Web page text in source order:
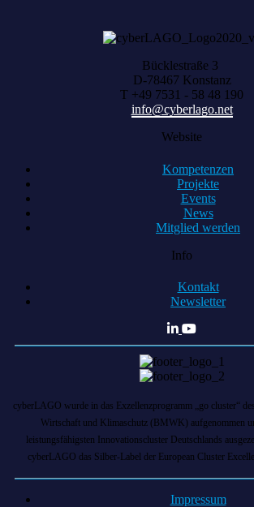
Bücklestraße 3
D-78467 Konstanz
T +49 7531 - 58 48 190
info@cyberlago.net
Website
Kompetenzen
Projekte
Events
News
Mitglied werden
Info
Kontakt
Newsletter
cyberLAGO wurde in das Exzellenzprogramm „go cluster“
Wirtschaft und Klimaschutz (BMWK) aufgenommen
leistungsfähigsten Innovationscluster Deutschlands
cyberLAGO das Silber-Label der European Cluster
Impressum